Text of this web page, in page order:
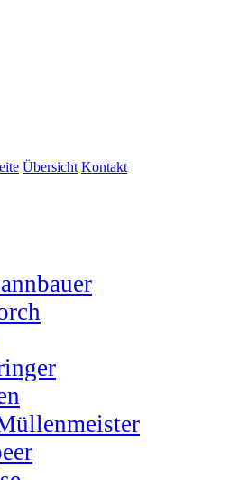
Übersicht Kontakt